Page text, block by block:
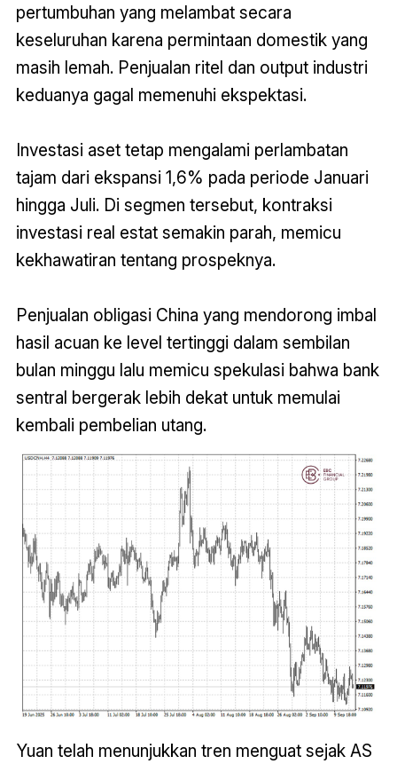
pertumbuhan yang melambat secara
keseluruhan karena permintaan domestik yang
masih lemah. Penjualan ritel dan output industri
keduanya gagal memenuhi ekspektasi.
Investasi aset tetap mengalami perlambatan
tajam dari ekspansi 1,6% pada periode Januari
hingga Juli. Di segmen tersebut, kontraksi
investasi real estat semakin parah, memicu
kekhawatiran tentang prospeknya.
Penjualan obligasi China yang mendorong imbal
hasil acuan ke level tertinggi dalam sembilan
bulan minggu lalu memicu spekulasi bahwa bank
sentral bergerak lebih dekat untuk memulai
kembali pembelian utang.
Yuan telah menunjukkan tren menguat sejak AS